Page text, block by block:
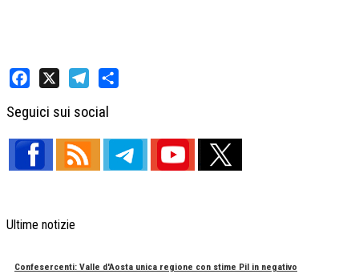
Seguici sui social
Ultime notizie
Confesercenti: Valle d'Aosta unica regione con stime Pil in negativo